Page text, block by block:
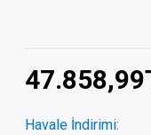
Havale İndirimi: